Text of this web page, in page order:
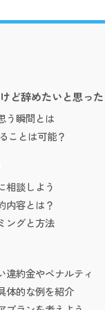
ど辞めたいと思っ
う瞬間とは
ことは可能？
相談しよう
内容とは？
ングと方法
違約金やペナルティ
体的な例を紹介